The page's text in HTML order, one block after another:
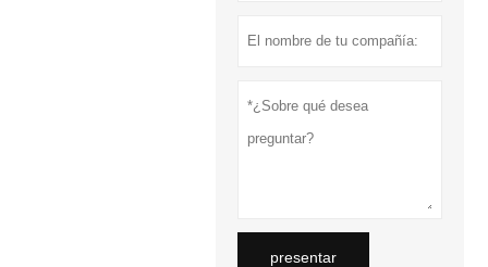
para su uso en
climáticos en
presentar